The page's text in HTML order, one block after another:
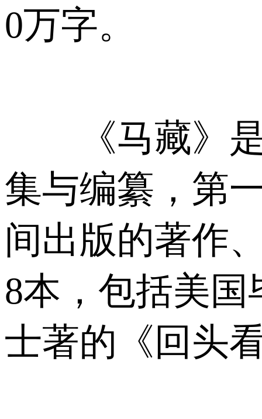
0万字。
《马藏》是
集与编纂，第
间出版的著作
8本，包括美
士著的《回头